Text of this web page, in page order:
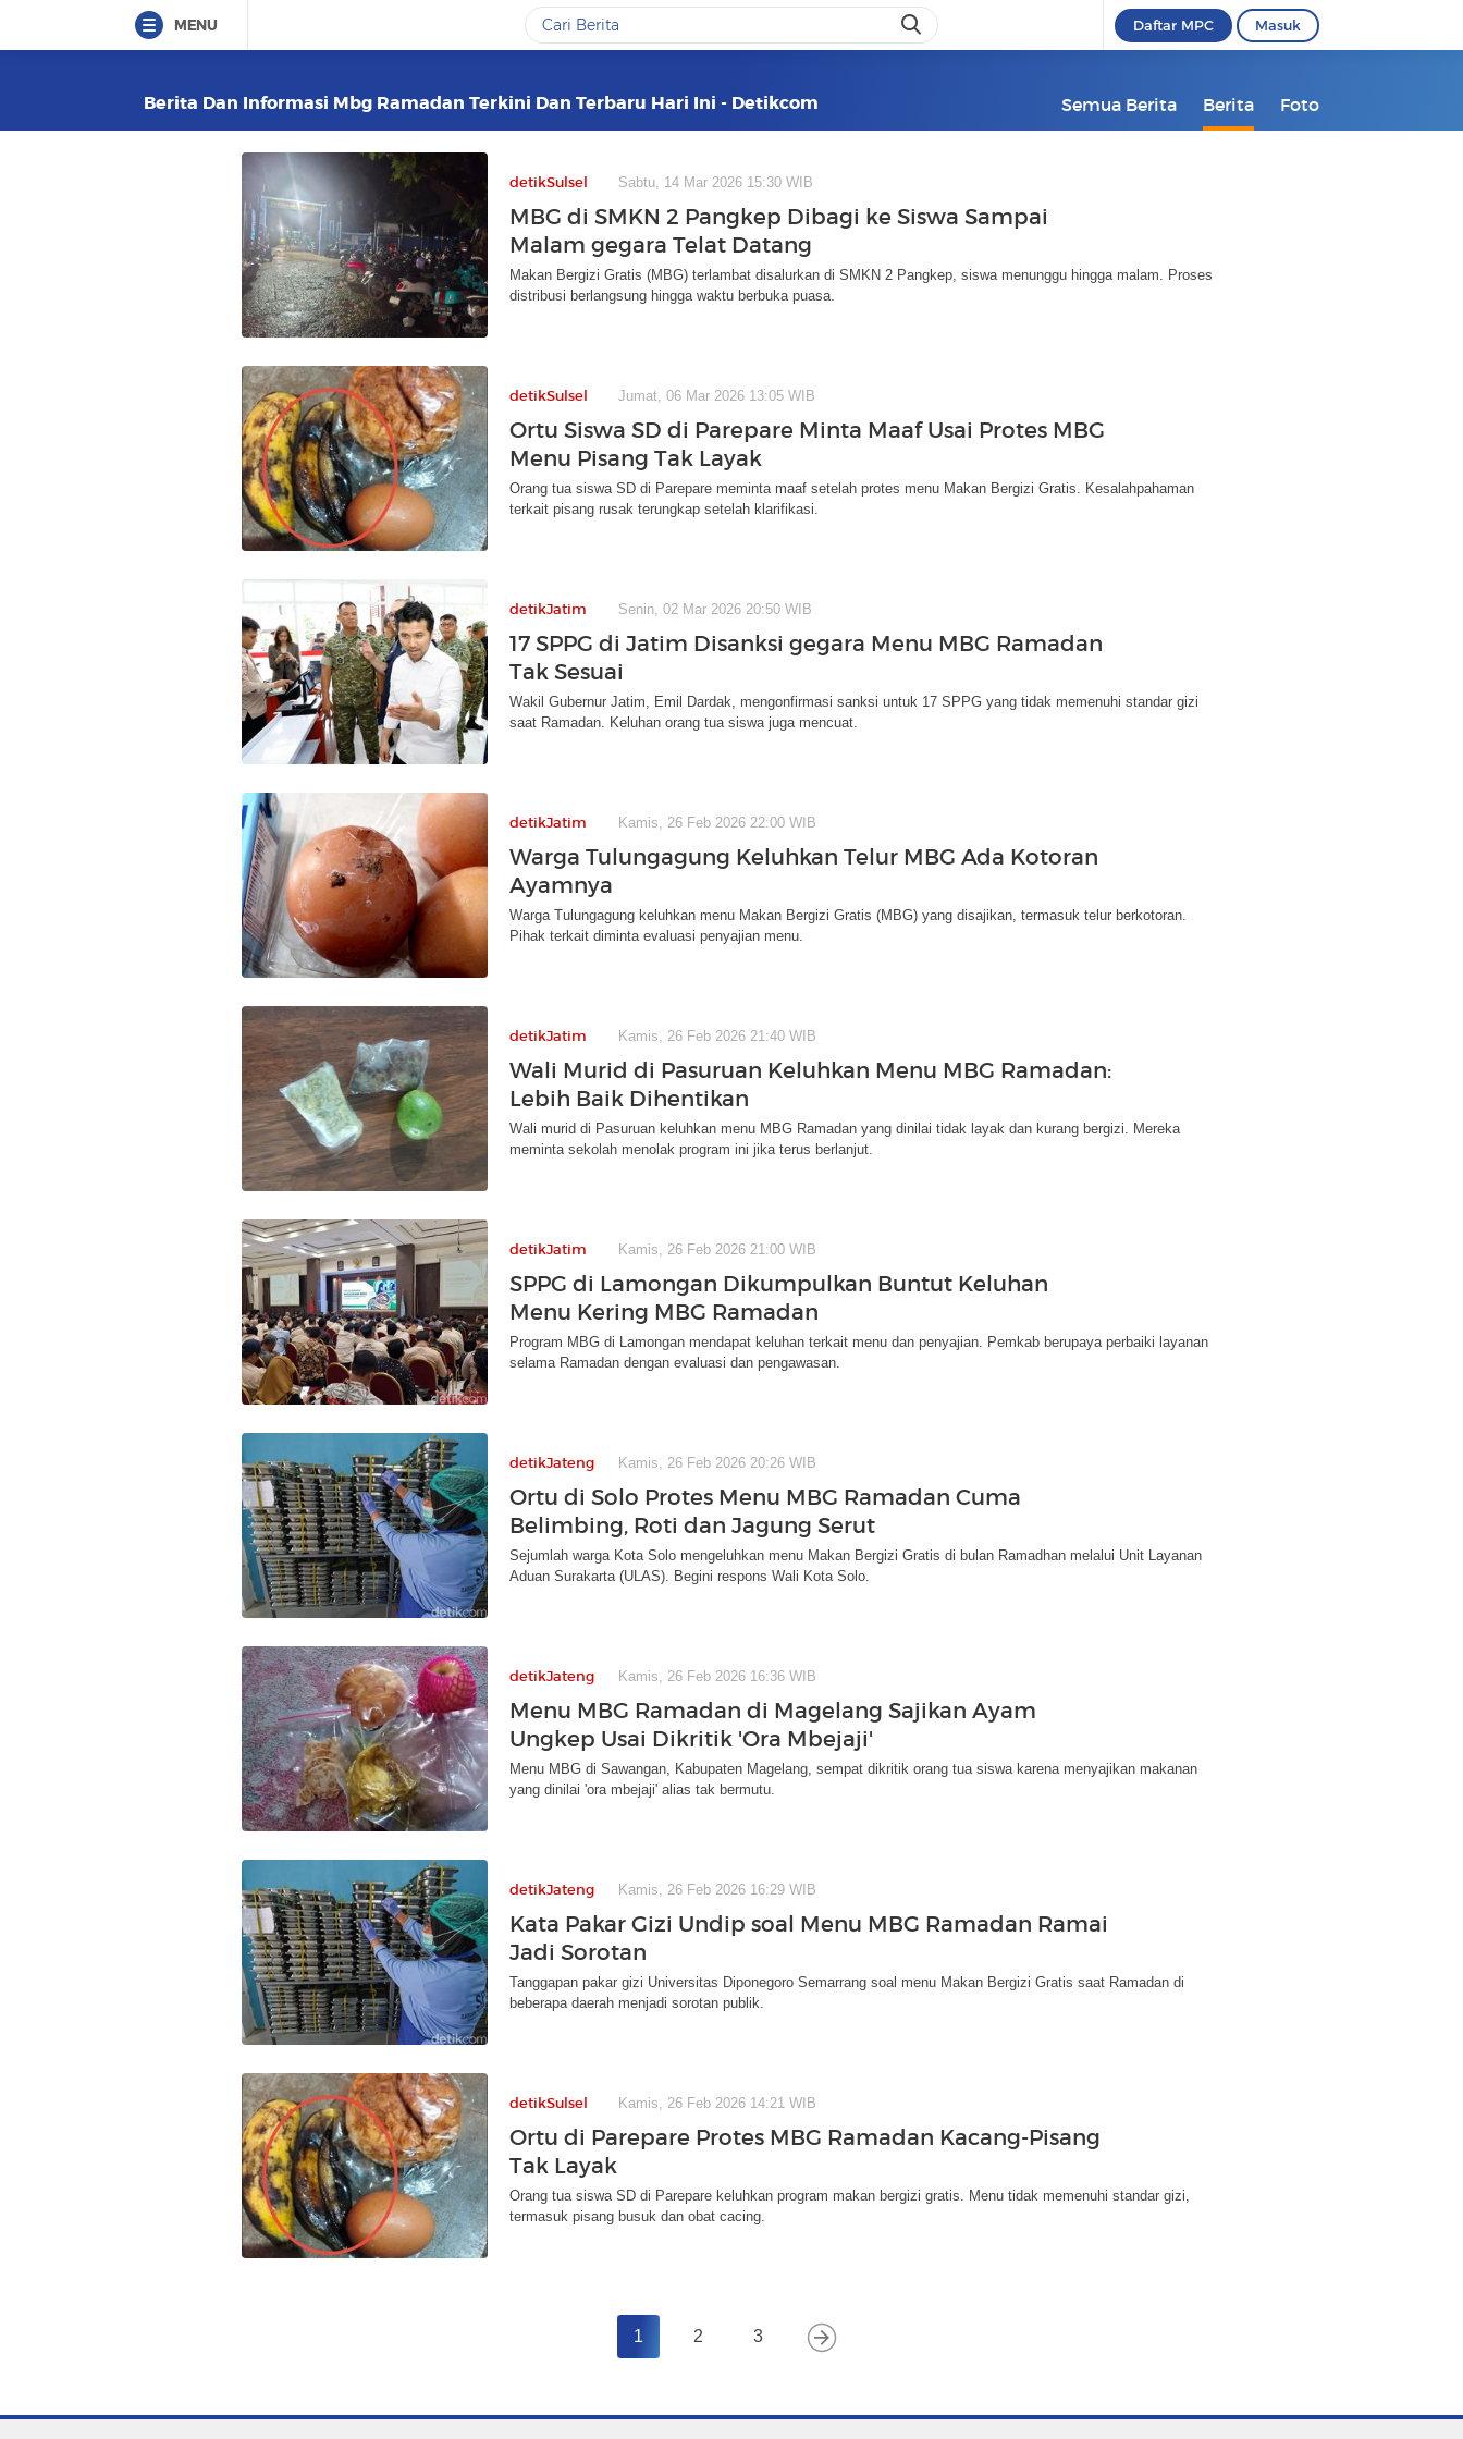
MENU Daftar MPC Masuk
Berita Dan Informasi Mbg Ramadan Terkini Dan Terbaru Hari Ini - Detikcom Semua Berita Berita Foto
detikSulsel Sabtu, 14 Mar 2026 15:30 WIB
MBG di SMKN 2 Pangkep Dibagi ke Siswa Sampai
Malam gegara Telat Datang
Makan Bergizi Gratis (MBG) terlambat disalurkan di SMKN 2 Pangkep, siswa menunggu hingga malam. Proses
distribusi berlangsung hingga waktu berbuka puasa.
detikSulsel Jumat, 06 Mar 2026 13:05 WIB
Ortu Siswa SD di Parepare Minta Maaf Usai Protes MBG
Menu Pisang Tak Layak
Orang tua siswa SD di Parepare meminta maaf setelah protes menu Makan Bergizi Gratis. Kesalahpahaman
terkait pisang rusak terungkap setelah klarifikasi.
detikJatim Senin, 02 Mar 2026 20:50 WIB
17 SPPG di Jatim Disanksi gegara Menu MBG Ramadan
Tak Sesuai
Wakil Gubernur Jatim, Emil Dardak, mengonfirmasi sanksi untuk 17 SPPG yang tidak memenuhi standar gizi
saat Ramadan. Keluhan orang tua siswa juga mencuat.
detikJatim Kamis, 26 Feb 2026 22:00 WIB
Warga Tulungagung Keluhkan Telur MBG Ada Kotoran
Ayamnya
Warga Tulungagung keluhkan menu Makan Bergizi Gratis (MBG) yang disajikan, termasuk telur berkotoran.
Pihak terkait diminta evaluasi penyajian menu.
detikJatim Kamis, 26 Feb 2026 21:40 WIB
Wali Murid di Pasuruan Keluhkan Menu MBG Ramadan:
Lebih Baik Dihentikan
Wali murid di Pasuruan keluhkan menu MBG Ramadan yang dinilai tidak layak dan kurang bergizi. Mereka
meminta sekolah menolak program ini jika terus berlanjut.
detikJatim Kamis, 26 Feb 2026 21:00 WIB
SPPG di Lamongan Dikumpulkan Buntut Keluhan
Menu Kering MBG Ramadan
Program MBG di Lamongan mendapat keluhan terkait menu dan penyajian. Pemkab berupaya perbaiki layanan
selama Ramadan dengan evaluasi dan pengawasan.
detikJateng Kamis, 26 Feb 2026 20:26 WIB
Ortu di Solo Protes Menu MBG Ramadan Cuma
Belimbing, Roti dan Jagung Serut
Sejumlah warga Kota Solo mengeluhkan menu Makan Bergizi Gratis di bulan Ramadhan melalui Unit Layanan
Aduan Surakarta (ULAS). Begini respons Wali Kota Solo.
detikJateng Kamis, 26 Feb 2026 16:36 WIB
Menu MBG Ramadan di Magelang Sajikan Ayam
Ungkep Usai Dikritik 'Ora Mbejaji'
Menu MBG di Sawangan, Kabupaten Magelang, sempat dikritik orang tua siswa karena menyajikan makanan
yang dinilai 'ora mbejaji' alias tak bermutu.
detikJateng Kamis, 26 Feb 2026 16:29 WIB
Kata Pakar Gizi Undip soal Menu MBG Ramadan Ramai
Jadi Sorotan
Tanggapan pakar gizi Universitas Diponegoro Semarrang soal menu Makan Bergizi Gratis saat Ramadan di
beberapa daerah menjadi sorotan publik.
detikSulsel Kamis, 26 Feb 2026 14:21 WIB
Ortu di Parepare Protes MBG Ramadan Kacang-Pisang
Tak Layak
Orang tua siswa SD di Parepare keluhkan program makan bergizi gratis. Menu tidak memenuhi standar gizi,
termasuk pisang busuk dan obat cacing.
1 2 3